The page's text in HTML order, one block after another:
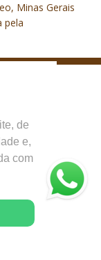
de
e,
com
Minas Gerais
pela